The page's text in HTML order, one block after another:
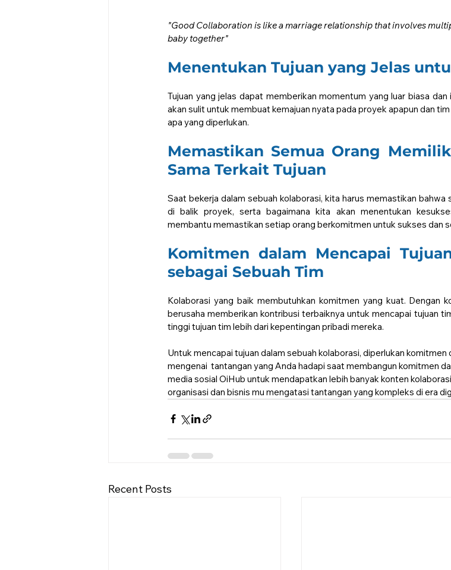
"Good Collaboration is like a marriage relationship that involves
baby together"
Menentukan Tujuan yang Jelas
Tujuan yang jelas dapat memberikan momentum yang luar biasa
akan sulit untuk membuat kemajuan nyata pada proyek apapun dan
apa yang diperlukan.
Memastikan Semua Orang
Sama Terkait Tujuan
Saat bekerja dalam sebuah kolaborasi, kita harus memastikan bahwa
di balik proyek, serta bagaimana kita akan menentukan
membantu memastikan setiap orang berkomitmen untuk sukses dan
Komitmen dalam Mencapai
sebagai Sebuah Tim
Kolaborasi yang baik membutuhkan komitmen yang kuat. Dengan
berusaha memberikan kontribusi terbaiknya untuk mencapai tujuan
tinggi tujuan tim lebih dari kepentingan pribadi mereka.
Untuk mencapai tujuan dalam sebuah kolaborasi, diperlukan
mengenai  tantangan yang Anda hadapi saat membangun komitmen
media sosial OiHub untuk mendapatkan lebih banyak konten
organisasi dan bisnis mu mengatasi tantangan yang kompleks di era
Recent Posts